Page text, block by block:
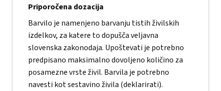
Priporočena dozacija
Barvilo je namenjeno barvanju tistih živilskih
izdelkov, za katere to dopušča veljavna
slovenska zakonodaja. Upoštevati je potrebno
predpisano maksimalno dovoljeno količino za
posamezne vrste živil. Barvila je potrebno
navesti kot sestavino živila (deklarirati).